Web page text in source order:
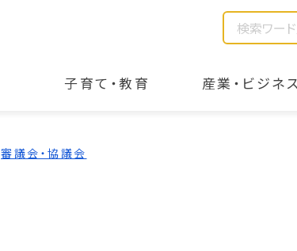
子育て・教育 産業・ビジネス
審議会・協議会